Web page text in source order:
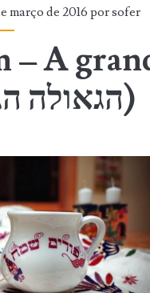
março de 2016 porsofer
– A
(הגאולה הגדולה)